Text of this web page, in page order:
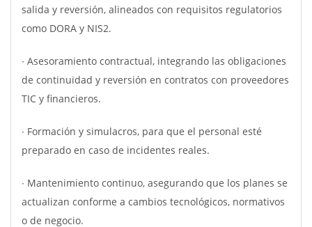
salida y reversión, alineados con requisitos regulatorios
como DORA y NIS2.
∙ Asesoramiento contractual, integrando las obligaciones
de continuidad y reversión en contratos con proveedores
TIC y financieros.
∙ Formación y simulacros, para que el personal esté
preparado en caso de incidentes reales.
∙ Mantenimiento continuo, asegurando que los planes se
actualizan conforme a cambios tecnológicos, normativos
o de negocio.